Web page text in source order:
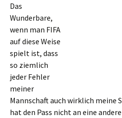
Das
Wunderbare,
wenn man FIFA
auf diese Weise
spielt ist, dass
so ziemlich
jeder Fehler
meiner
Mannschaft auch wirklich meine
hat den Pass nicht an eine